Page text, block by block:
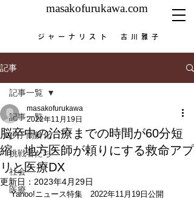
masakofurukawa.com
ジャーナリスト 古川雅子
記事
記事一覧
少子高齢化
挑戦者たち
社会
医療
記事一覧
脳卒中の治療までの時間が60分短
縮 地方医師が頼りにする救命アプ
リと医療DX
masakofurukawa
2022年11月19日
更新日： 2023年4月29日
Yahoo!ニュース特集　2022年11月19日公開